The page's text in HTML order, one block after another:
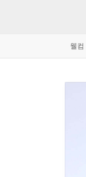
웰컴